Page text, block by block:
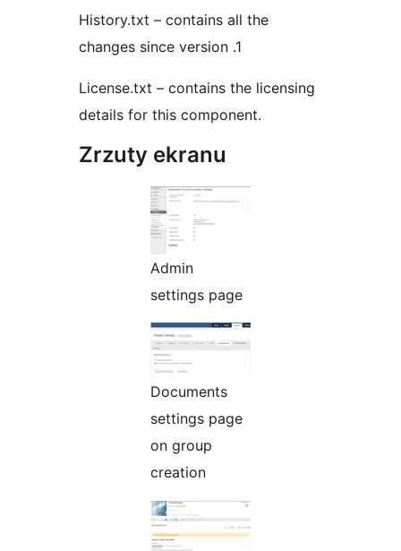
History.txt – contains all the
changes since version .1
License.txt – contains the licensing
details for this component.
Zrzuty ekranu
Admin
settings page
Documents
settings page
on group
creation